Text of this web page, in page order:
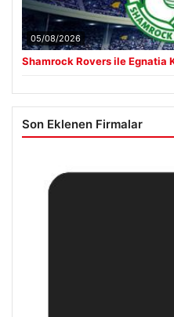
05/08/2026
Shamrock Rovers ile Egnatia
Son Eklenen Firmalar